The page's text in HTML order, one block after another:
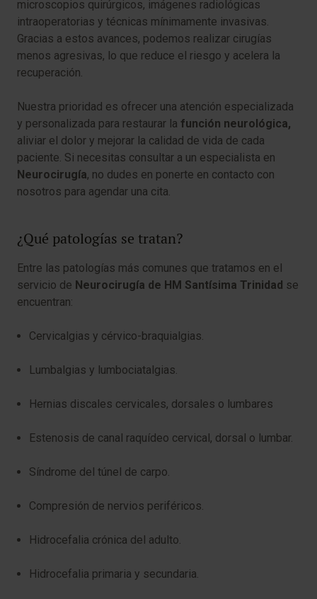
microscopios quirúrgicos, imágenes radiológicas
intraoperatorias y técnicas mínimamente invasivas.
Gracias a estos avances, podemos realizar cirugías
menos agresivas, lo que reduce el riesgo y acelera la
recuperación.
Nuestra prioridad es ofrecer una atención especializada
y personalizada para restaurar la función neurológica,
aliviar el dolor y mejorar la calidad de vida de cada
paciente. Si necesitas consultar a un especialista en
Neurocirugía, no dudes en ponerte en contacto con
nosotros para agendar una cita.
¿Qué patologías se tratan?
Entre las patologías más comunes que tratamos en el
servicio de Neurocirugía de HM Santísima Trinidad se
encuentran:
Cervicalgias y cérvico-braquialgias.
Lumbalgias y lumbociatalgias.
Hernias discales cervicales, dorsales o lumbares
Estenosis de canal raquídeo cervical, dorsal o lumbar.
Síndrome del túnel de carpo.
Compresión de nervios periféricos.
Hidrocefalia crónica del adulto.
Hidrocefalia primaria y secundaria.